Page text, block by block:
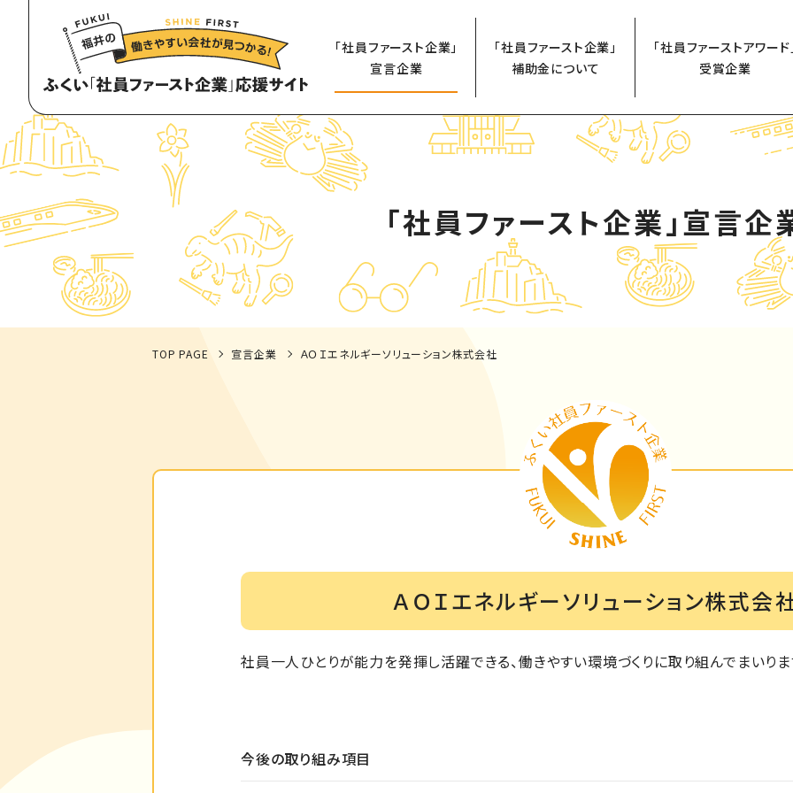
「社員ファースト企業」
宣言企業
「社員ファースト企業」
補助金について
「社員ファーストアワード
受賞企業
「社員ファースト企業」宣言企
TOP PAGE 宣言企業 ＡＯＩエネルギーソリューション株式会社
ＡＯＩエネルギーソリューション株式会
社員一人ひとりが能力を発揮し活躍できる、働きやすい環境づくりに取り組んでまいりま
今後の取り組み項目